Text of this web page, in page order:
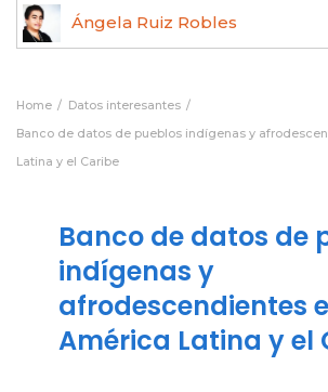
Ángela Ruiz Robles
Home
Datos interesantes
Banco de datos de pueblos indígenas y
Latina y el Caribe
Banco de datos de
indígenas y
afrodescendientes
América Latina y el